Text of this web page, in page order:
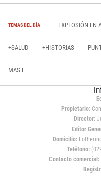
TEMAS DEL DÍA EXPLOSIÓN EN
+SALUD +HISTORIAS
MAS E
Propietario:
Director:
Editor
Domicilio:
Teléfono:
Contacto comercial: